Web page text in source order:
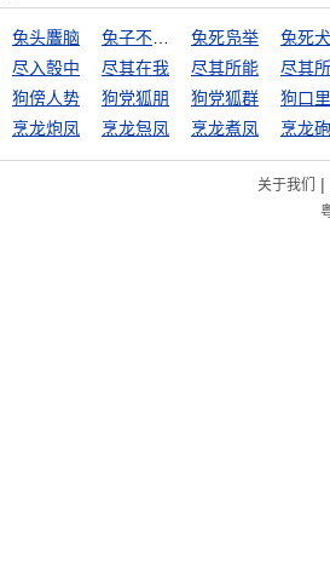
兔头麞脑 兔死凫举
兔死
尽入彀中 尽其在我 尽其所能
尽其
狗傍人势 狗党狐朋
狗党狐群
烹龙炮凤 烹龙炰凤 烹龙煮凤 烹龙
关于我们 |